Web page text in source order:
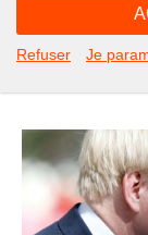
Refuser Je
Massacre